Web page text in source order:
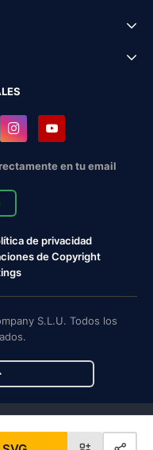
en tu email
de privacidad
de Copyright
S.L.U. Todos los